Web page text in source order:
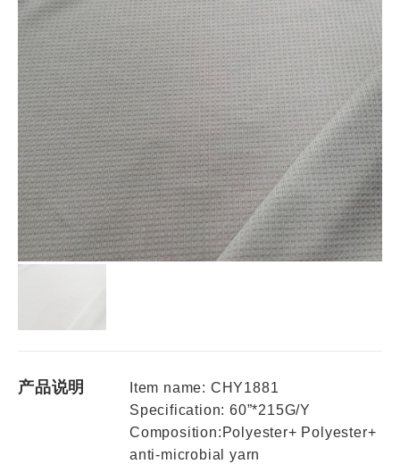
产品说明
Item name: CHY1881
Specification: 60”*215G/Y
Composition:Polyester+ Polyester+
anti-microbial yarn